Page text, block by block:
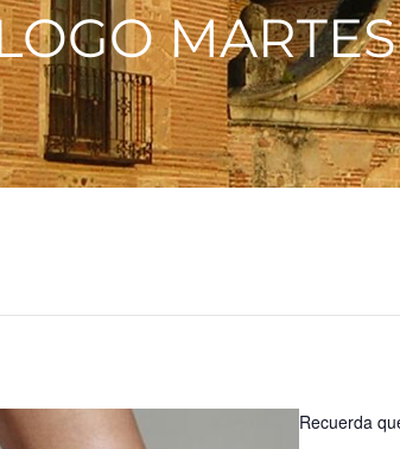
Recuerda